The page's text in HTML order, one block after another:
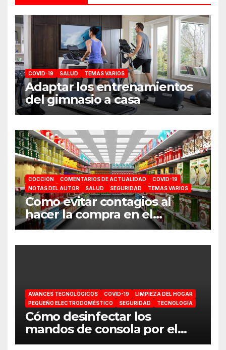
COVID-19 SALUD TEMAS VARIOS
Adaptar los entrenamientos
del gimnasio a casa
COCCIÓN COMENTARIOS DE ACTUALIDAD
COVID-19
NOTAS DEL AUTOR
SALUD SEGURIDAD TEMAS VARIOS
Como evitar contagios al
hacer la compra en el
supermercado
AVANCES TECNOLÓGICOS COVID-19
LIMPIEZA DEL HOGAR
PEQUEÑO ELECTRODOMÉSTICO
SEGURIDAD TECNOLOGÍA
Cómo desinfectar los
mandos de consola por el
coronavirus